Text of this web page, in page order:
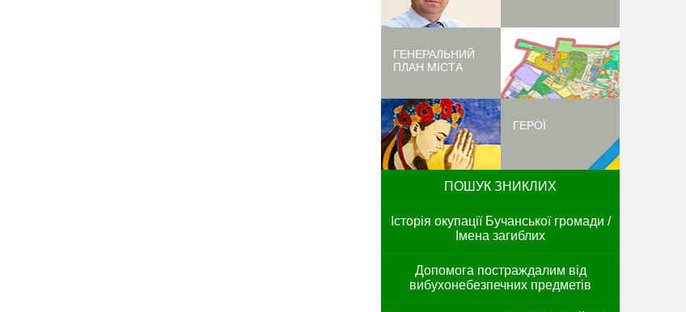
ГЕНЕРАЛЬНИЙ
ПЛАН МІСТА
ГЕРОЇ
ПОШУК ЗНИКЛИХ
Історія окупації Бучанської громади /
Імена загиблих
Допомога постраждалим від
вибухонебезпечних предметів